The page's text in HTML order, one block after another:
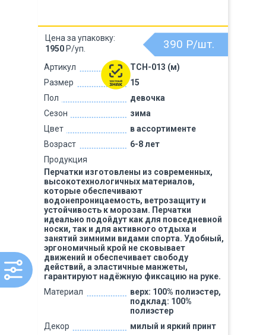
Артикул
TCH-013 (м)
Размер
15
Пол
девочка
Сезон
зима
Цвет
в ассортименте
Возраст
6-8 лет
Продукция
Перчатки изготовлены из современных,
высокотехнологичных материалов,
которые обеспечивают
водонепроницаемость, ветрозащиту и
устойчивость к морозам. Перчатки
идеально подойдут как для повседневной
носки, так и для активного отдыха и
занятий зимними видами спорта. Удобный,
эргономичный крой не сковывает
движений и обеспечивает свободу
действий, а эластичные манжеты,
гарантируют надёжную фиксацию на руке.
Материал
верх: 100% полиэстер,
подклад: 100%
полиэстер
Декор
милый и яркий принт
390 Р/шт.
Цена за упаковку:
1950 Р/уп.